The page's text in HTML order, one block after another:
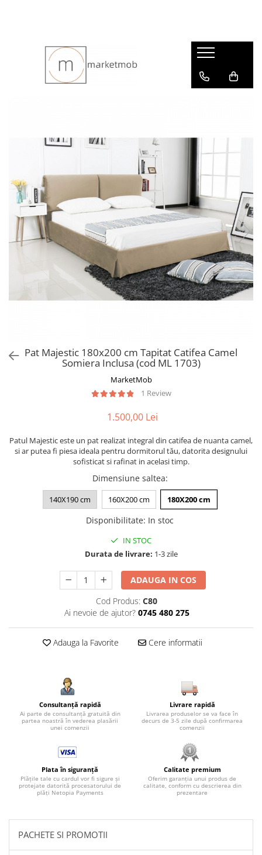
Pat Majestic 180x200 cm Tapitat Catifea Camel
Somiera Inclusa (cod ML 1703)
MarketMob
1 Review
1.500,00 Lei
Patul Majestic este un pat realizat integral din catifea de nuanta camel,
si ar putea fi piesa ideala pentru dormitorul tău, datorita designului
sofisticat si rafinat in acelasi timp.
Dimensiune saltea:
140X190 cm 160X200 cm 180X200 cm
Disponibilitate: In stoc
IN STOC
Durata de livrare: 1-3 zile
ADAUGA IN COS
Cod Produs: C80
Ai nevoie de ajutor? 0745 480 275
Adauga la Favorite Cere informatii
Consultanță rapidă
Ai parte de consultanță gratuită din
partea noastră în vederea plasării
unei comenzii
Livrare rapidă
Livrarea produselor se va face în
decurs de 3-5 zile după confirmarea
comenzii
Plata în siguranță
Plățile tale cu cardul vor fi sigure și
protejate datorită procesatorului de
plăți Netopia Payments
Calitate premium
Oferim garanția unui produs de
calitate, conform cu descrierea din
prezentare
PACHETE SI PROMOTII